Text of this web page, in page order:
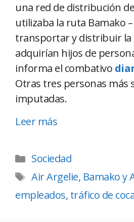
una red de distribución
utilizaba la ruta Bamako
transportar y distribuir la
adquirían hijos de
informa el combativo
Otras tres personas más
imputadas.
Leer más
Sociedad
Air Argelie, Bamako y
empleados, tráfico de